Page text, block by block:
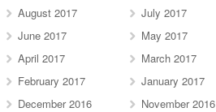
August 2017
July 2017
June 2017
May 2017
April 2017
March 2017
February 2017
January 2017
December 2016
November 2016